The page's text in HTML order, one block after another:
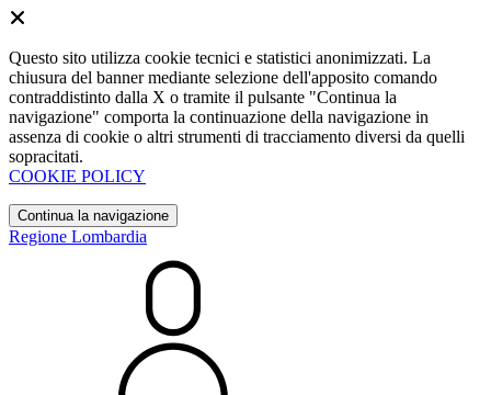
Questo sito utilizza cookie tecnici e statistici anonimizzati. La
chiusura del banner mediante selezione dell'apposito comando
contraddistinto dalla X o tramite il pulsante "Continua la
navigazione" comporta la continuazione della navigazione in
assenza di cookie o altri strumenti di tracciamento diversi da quelli
sopracitati.
COOKIE POLICY
Continua la navigazione
Regione Lombardia